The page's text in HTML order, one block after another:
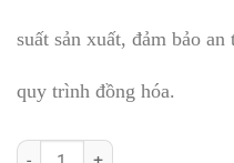
suất sản xuất, đảm bảo
quy trình đồng hóa.
Bồn đồng hóa nước hoa quả số